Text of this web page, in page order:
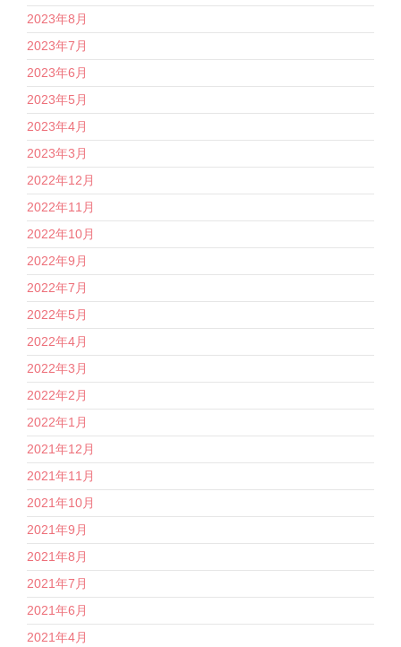
2023年8月
2023年7月
2023年6月
2023年5月
2023年4月
2023年3月
2022年12月
2022年11月
2022年10月
2022年9月
2022年7月
2022年5月
2022年4月
2022年3月
2022年2月
2022年1月
2021年12月
2021年11月
2021年10月
2021年9月
2021年8月
2021年7月
2021年6月
2021年4月